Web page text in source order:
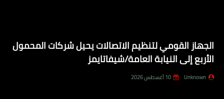
الجهاز القومي لتنظيم الاتصالات يحيل شركات المحمول
الأربع إلى النيابة العامة/شيفاتايمز
Unknown 10 أغسطس 2026